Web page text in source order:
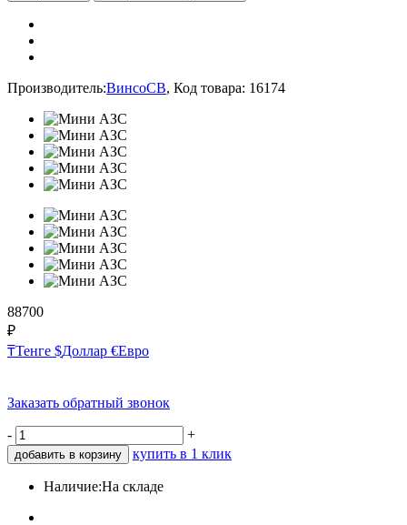
Производитель:ВинсоСВ, Код товара: 16174
88700
₽
₸Тенге $Доллар €Евро
Заказать обратный звонок
- +
добавить в корзину купить в 1 клик
Наличие:На складе